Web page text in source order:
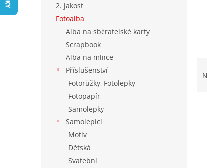
2. jakost
Fotoalba
Alba na sběratelské karty
Scrapbook
Alba na mince
Příslušenství
Fotorůžky, Fotolepky
Fotopapír
Samolepky
Samolepící
Motiv
Dětská
Svatební